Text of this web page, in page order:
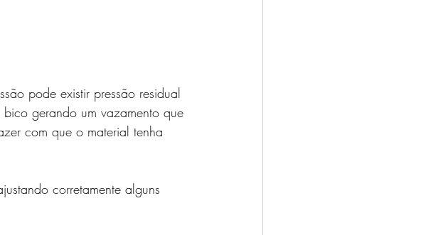
pode existir pressão residual
gerando um vazamento que
com que o material tenha
corretamente alguns